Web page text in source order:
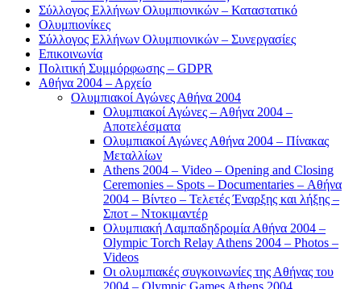
Σύλλογος Ελλήνων Ολυμπιονικών – Καταστατικό
Ολυμπιονίκες
Σύλλογος Ελλήνων Ολυμπιονικών – Συνεργασίες
Επικοινωνία
Πολιτική Συμμόρφωσης – GDPR
Αθήνα 2004 – Αρχείο
Ολυμπιακοί Αγώνες Αθήνα 2004
Ολυμπιακοί Αγώνες – Αθήνα 2004 –
Αποτελέσματα
Ολυμπιακοί Αγώνες Αθήνα 2004 – Πίνακας
Μεταλλίων
Athens 2004 – Video – Opening and Closing
Ceremonies – Spots – Documentaries – Αθήνα
2004 – Βίντεο – Τελετές Έναρξης και λήξης –
Σποτ – Ντοκιμαντέρ
Ολυμπιακή Λαμπαδηδρομία Αθήνα 2004 –
Olympic Torch Relay Athens 2004 – Photos –
Videos
Οι ολυμπιακές συγκοινωνίες της Αθήνας του
2004 – Olympic Games Athens 2004